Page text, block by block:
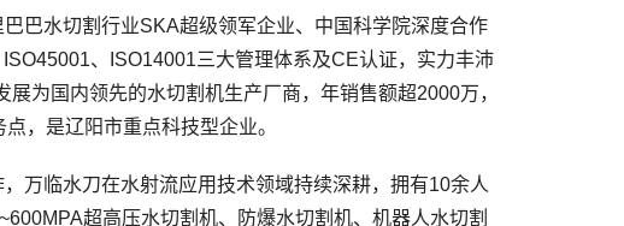
水切割行业SKA超级领军企业、中国科学院深度合作
、ISO14001三大管理体系及CE认证，实力丰沛
为国内领先的水切割机生产厂商，年销售额超2000万，
，是辽阳市重点科技型企业。
临水刀在水射流应用技术领域持续深耕，拥有10余人
超高压水切割机、防爆水切割机、机器人水切割